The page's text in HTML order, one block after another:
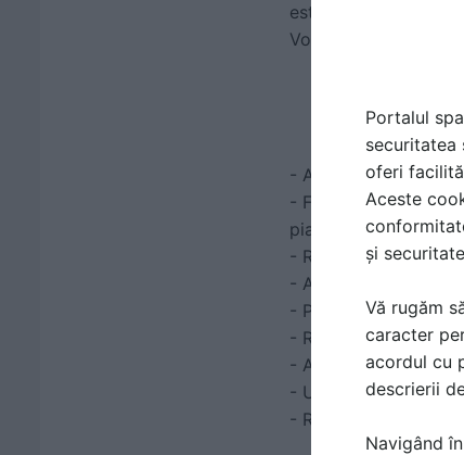
este destinată
Volume Calculator
- Ancoraje la
- Folosite in gama
piatra naturala
- Recomandate
- Aplicabilitate in
- Performante inalte
- Rezistenta
- Aplicabilitate in
- Utilizare in gauri
- Rezistenta la sarcini
Portalul
securitatea
oferi
Aceste
și
Vă rugăm
caracter
acordul cu
descrierii
Navigând